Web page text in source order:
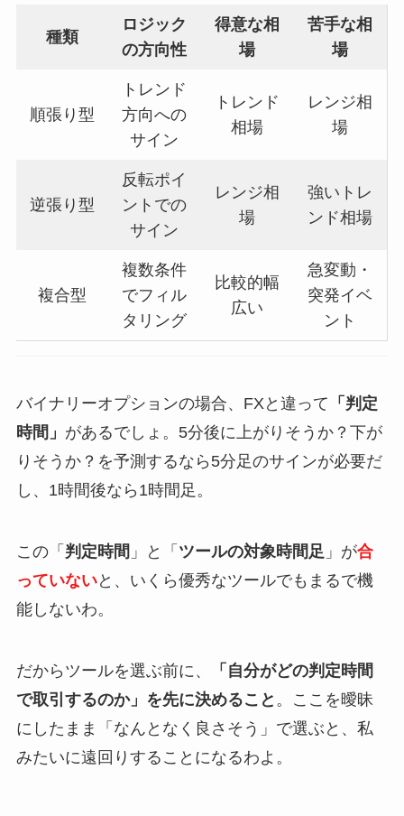
種類
ロジック
の方向性
得意な相
場
苦手な相
場
順張り型
トレンド
方向への
サイン
トレンド
相場
レンジ相
場
逆張り型
反転ポイ
ントでの
サイン
レンジ相
場
強いトレ
ンド相場
複合型
複数条件
でフィル
タリング
比較的幅
広い
急変動・
突発イベ
ント
バイナリーオプションの場合、FXと違って 「判定
時間」 があるでしょ。5分後に上がりそうか？下が
りそうか？を予測するなら5分足のサインが必要だ
し、1時間後なら1時間足。
この「 判定時間 」と「 ツールの対象時間足 」が合
っていないと、いくら優秀なツールでもまるで機
能しないわ。
だからツールを選ぶ前に、
「自分がどの判定時間
で取引するのか」を先に決めること 。ここを曖昧
にしたまま「なんとなく良さそう」で選ぶと、私
みたいに遠回りすることになるわよ。